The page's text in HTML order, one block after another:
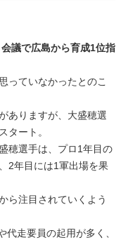
議で広島から育成1位指
っていなかったとのこ
ありますが、大盛穂選
タート。
穂選手は、プロ1年目の
2年目には1軍出場を果
ら注目されていくよう
走要員の起用が多く、